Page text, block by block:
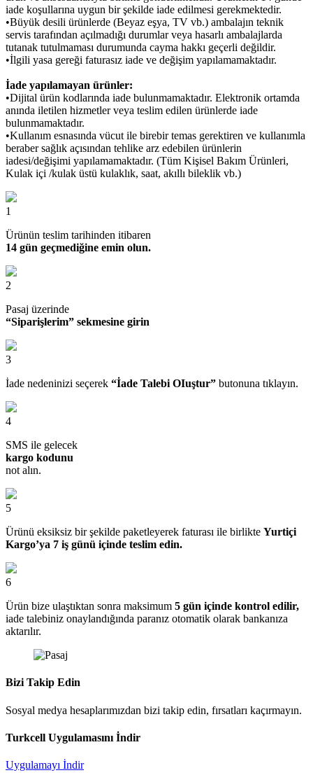
iade koşullarına uygun bir şekilde iade edilmesi gerekmektedir.
•Büyük desili ürünlerde (Beyaz eşya, TV vb.) ambalajın teknik
servis tarafından açılmadığı durumlar veya hasarlı ambalajlarda
tutanak tutulmaması durumunda cayma hakkı geçerli değildir.
•İlgili yasa gereği faturasız iade ve değişim yapılamamaktadır.
İade yapılamayan ürünler:
•Dijital ürün kodlarında iade bulunmamaktadır. Elektronik ortamda
anında iletilen hizmetler veya teslim edilen ürünlerde iade
bulunmamaktadır.
•Kullanım esnasında vücut ile birebir temas gerektiren ve kullanımla
beraber sağlık açısından tehlike arz edebilen ürünlerin
iadesi/değişimi yapılamamaktadır. (Tüm Kişisel Bakım Ürünleri,
Kulak içi /kulak üstü kulaklık, saat, akıllı bileklik vb.)
1
Ürünün teslim tarihinden itibaren
14 gün geçmediğine emin olun.
2
Pasaj üzerinde
“Siparişlerim” sekmesine girin
3
İade nedeninizi seçerek “İade Talebi OIuştur” butonuna tıklayın.
4
SMS ile gelecek
kargo kodunu
not alın.
5
Ürünü eksiksiz bir şekilde paketleyerek faturası ile birlikte Yurtiçi
Kargo’ya 7 iş günü içinde teslim edin.
6
Ürün bize ulaştıktan sonra maksimum 5 gün içinde kontrol edilir,
iade talebiniz onaylandığında paranız otomatik olarak bankanıza
aktarılır.
Bizi Takip Edin
Sosyal medya hesaplarımızdan bizi takip edin, fırsatları kaçırmayın.
Turkcell Uygulamasını İndir
Uygulamayı İndir